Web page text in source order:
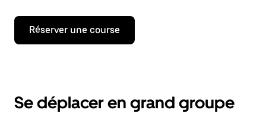
Réserver une course
Se déplacer en grand groupe